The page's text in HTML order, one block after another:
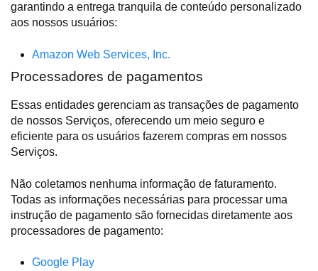
garantindo a entrega tranquila de conteúdo personalizado
aos nossos usuários:
Amazon Web Services, Inc.
Processadores de pagamentos
Essas entidades gerenciam as transações de pagamento
de nossos Serviços, oferecendo um meio seguro e
eficiente para os usuários fazerem compras em nossos
Serviços.
Não coletamos nenhuma informação de faturamento.
Todas as informações necessárias para processar uma
instrução de pagamento são fornecidas diretamente aos
processadores de pagamento:
Google Play